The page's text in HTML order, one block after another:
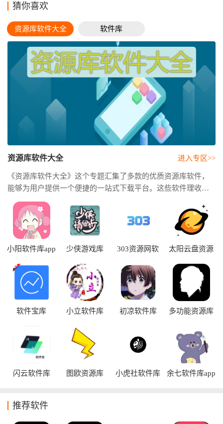
猜你喜欢
资源库软件大全 软件库
资源库软件大全
《资源库软件大全》这个专题汇集了多款的优质资源库软件，
能够为用户提供一个便捷的一站式下载平台。这些软件理收录
了各类的实用程序，不管是生活工具、学习应用还是娱乐游戏
都应有尽有，足以满足不同用户的多样化需求。这类软件的资
源更新还挺及时，其中包含了许多新颖、有趣甚至是一些小众
的软件都能找到，特别方便爱好者去发现和体验最新的应用。
用户可以通过简单的搜索快速去找到自己所需的软件。
进入专区>>
小阳软件库app
少侠游戏库
303资源网软
太阳云盘资源
软件宝库 小立软件库 初凉软件库 多功能资源库
闪云软件库 图欧资源库
小虎社软件库
余七软件库app
推荐软件